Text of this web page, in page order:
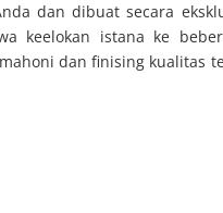
dan dibuat secara
keelokan istana ke
dan finising kualitas